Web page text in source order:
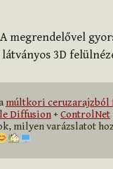
megrendelővel
látványos 3D
múltkori ceruzarajzból
Diffusion + ControlNet
milyen varázslatot